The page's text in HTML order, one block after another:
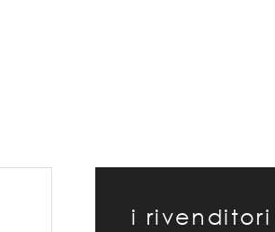
i rivenditori